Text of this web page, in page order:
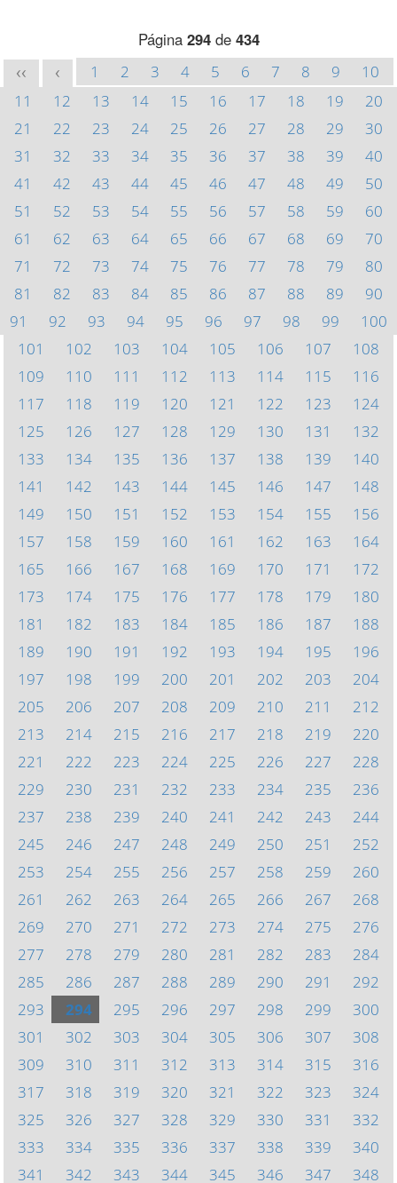
Página 294de 434
<< < 1 2 3 4 5 6 7 8 9
10
11
12 13 14 15 16 17 18 19
20
21
22 23 24 25 26 27 28 29
30
31
32 33 34 35 36 37 38 39
40
41
42 43 44 45 46 47 48 49
50
51
52 53 54 55 56 57 58 59
60
61
62 63 64 65 66 67 68 69
70
71
72 73 74 75 76 77 78 79
80
81
82 83 84 85 86 87 88 89
90
91
92 93 94 95 96 97 98 99
100
101
102 103 104 105 106 107
108
109
110 111 112 113 114 115
116
117
118 119 120 121 122 123
124
125
126 127 128 129 130 131
132
133
134 135 136 137 138 139
140
141
142 143 144 145 146 147
148
149
150 151 152 153 154 155
156
157
158 159 160 161 162 163
164
165
166 167 168 169 170 171
172
173
174 175 176 177 178 179
180
181
182 183 184 185 186 187
188
189
190 191 192 193 194 195
196
197
198 199 200 201 202 203
204
205
206 207 208 209 210 211
212
213
214 215 216 217 218 219
220
221
222 223 224 225 226 227
228
229
230 231 232 233 234 235
236
237
238 239 240 241 242 243
244
245
246 247 248 249 250 251
252
253
254 255 256 257 258 259
260
261
262 263 264 265 266 267
268
269
270 271 272 273 274 275
276
277
278 279 280 281 282 283
284
285
286 287 288 289 290 291
292
293
294 295 296 297 298 299
300
301
302 303 304 305 306 307
308
309
310 311 312 313 314 315
316
317
318 319 320 321 322 323
324
325
326 327 328 329 330 331
332
333
334 335 336 337 338 339
340
341
342 343 344 345 346 347 348